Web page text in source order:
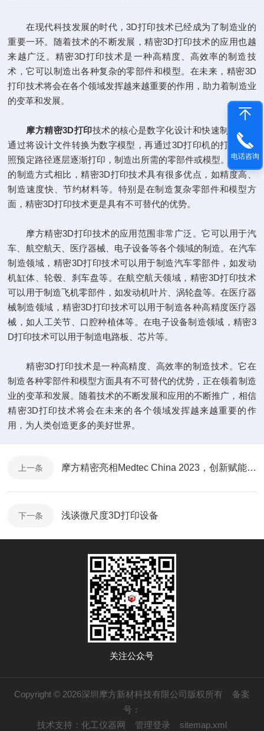
在现代科技发展的时代，3D打印技术已经成为了制造业的
重要一环。随着技术的不断发展，精密3D打印技术的应用也越
来越广泛。精密3D打印技术是一种高精度、高效率的制造技
术，它可以制造出各种复杂的零部件和模型。在未来，精密3D
打印技术将会在各个领域发挥越来越重要的作用，助力着制造业
的变革和发展。
摩方精密3D打印技术的核心是数字化设计和快速制造。它
通过将设计文件转换为数字模型，再通过3D打印机的打印头按
照预定路径逐层逐渐打印，制造出所需的零部件或模型。与传统
的制造方式相比，精密3D打印技术具有很多优点，如精度高、
制造速度快、节约材料等。特别是在制造复杂零部件和模型方
面，精密3D打印技术更是具有不可替代的优势。
摩方精密3D打印技术的应用范围非常广泛。它可以用于汽
车、航空航天、医疗器械、电子设备等各个领域的制造。在汽车
制造领域，精密3D打印技术可以用于制造汽车零部件，如发动
机缸体、轮毂、刹车盘等。在航空航天领域，精密3D打印技术
可以用于制造飞机零部件，如发动机叶片、涡轮盘等。在医疗器
械制造领域，精密3D打印技术可以用于制造各种高精度医疗器
械，如人工关节、口腔种植体等。在电子设备制造领域，精密3
D打印技术可以用于制造电路板、芯片等。
精密3D打印技术是一种高精度、高效率的制造技术。它在
制造各种零部件和模型方面具有不可替代的优势，正在领着制造
业的变革和发展。随着技术的不断发展和应用的不断推广，相信
精密3D打印技术将会在未来的各个领域发挥越来越重要的作
用，为人类创造更多的美好世界。
上一条 摩方精密亮相Medtec China 2023，创新赋能共创医疗新时代
下一条 浅谈微尺度3D打印设备
关注公众号
Copyright © 2026深圳摩方新材科技有限公司版权所有 备案
号：
技术支持： 化工仪器网 管理登录 sitemap.xml
电话咨询